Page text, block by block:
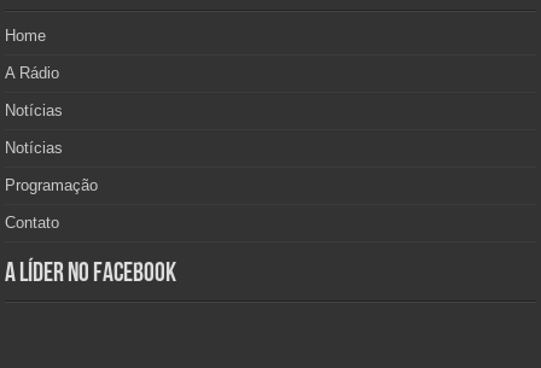
Home
A Rádio
Notícias
Notícias
Programação
Contato
A Líder no Facebook